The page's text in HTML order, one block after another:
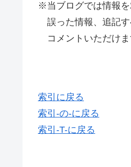
※当ブログでは情報を
誤った情報、追記す
コメントいただけま
索引に戻る
索引-の-に戻る
索引-T-に戻る